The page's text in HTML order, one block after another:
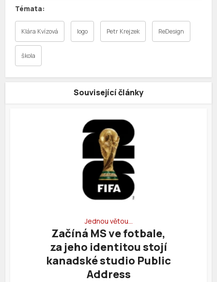
Klára Kvízová logo Petr Krejzek ReDesign
škola
Související články
Jednou větou…
Začíná MS ve fotbale,
za jeho identitou stojí
kanadské studio Public
Address